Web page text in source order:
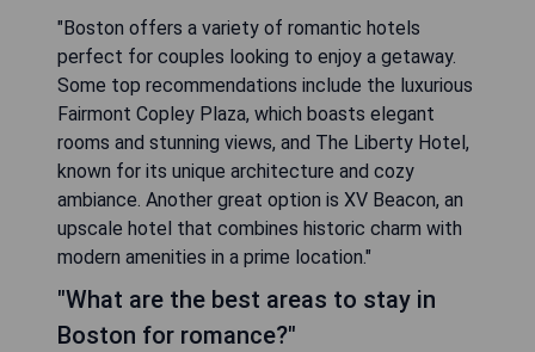
"Boston offers a variety of romantic hotels
perfect for couples looking to enjoy a getaway.
Some top recommendations include the luxurious
Fairmont Copley Plaza, which boasts elegant
rooms and stunning views, and The Liberty Hotel,
known for its unique architecture and cozy
ambiance. Another great option is XV Beacon, an
upscale hotel that combines historic charm with
modern amenities in a prime location."
"What are the best areas to stay in
Boston for romance?"